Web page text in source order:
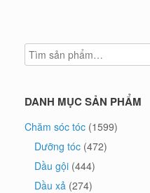
DANH MỤC SẢN PHẨM
Chăm sóc tóc (1599)
Dưỡng tóc (472)
Dầu gội (444)
Dầu xả (274)